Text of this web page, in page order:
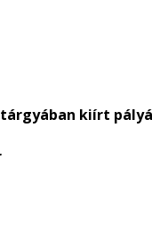
kiírt